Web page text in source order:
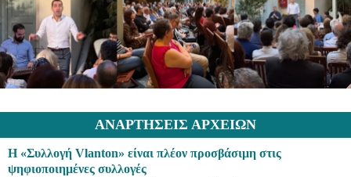
ΑΝΑΡΤΗΣΕΙΣ ΑΡΧΕΙΩΝ
Η «Συλλογή Vlanton» είναι πλέον προσβάσιμη στις
ψηφιοποιημένες συλλογές